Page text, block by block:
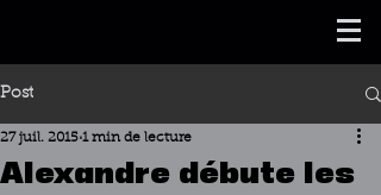
Post
Alexandre débute les
27 juil. 2015 1 min de lecture